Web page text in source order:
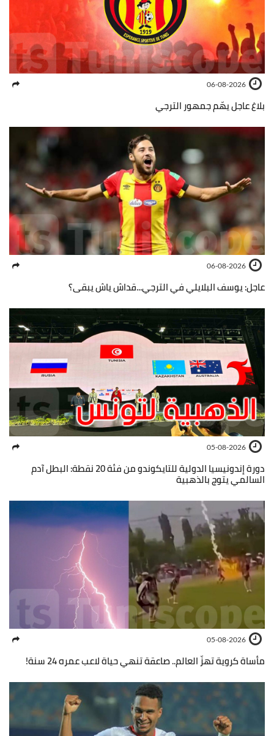
06-08-2026
بلاغ عاجل يهّم جمهور الترجي
06-08-2026
عاجل: يوسف البلايلي في الترجي...قداش ياش يبقى؟
05-08-2026
دورة إندونيسيا الدولية للتايكوندو من فئة 20 نقطة: البطل آدم
السالمي يتوج بالذهبية
05-08-2026
مأساة كروية تهزّ العالم.. صاعقة تنهي حياة لاعب عمره 24 سنة!